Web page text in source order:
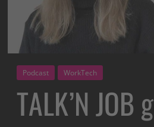
Podcast WorkTech
TALK’N JOB